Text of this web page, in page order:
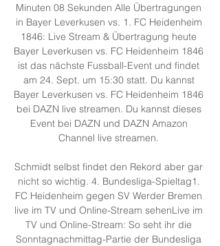
Minuten 08 Sekunden Alle Übertragungen
in Bayer Leverkusen vs. 1. FC Heidenheim
1846: Live Stream & Übertragung heute
Bayer Leverkusen vs. FC Heidenheim 1846
ist das nächste Fussball-Event und findet
am 24. Sept. um 15:30 statt. Du kannst
Bayer Leverkusen vs. FC Heidenheim 1846
bei DAZN live streamen. Du kannst dieses
Event bei DAZN und DAZN Amazon
Channel live streamen.
Schmidt selbst findet den Rekord aber gar
nicht so wichtig. 4. Bundesliga-Spieltag1.
FC Heidenheim gegen SV Werder Bremen
live im TV und Online-Stream sehenLive im
TV und Online-Stream: So seht ihr die
Sonntagnachmittag-Partie der Bundesliga